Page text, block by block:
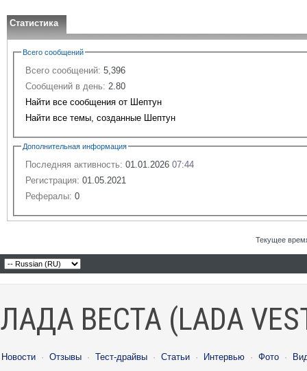
Статистика
Всего сообщений
Всего сообщений: 5,396
Сообщений в день: 2.80
Найти все сообщения от Шептун
Найти все темы, созданные Шептун
Дополнительная информация
Последняя активность: 01.01.2026 07:44
Регистрация: 01.05.2021
Рефералы: 0
Текущее
ЛАДА ВЕСТА (LADA
Новости · Отзывы · Тест-драйвы · Статьи · Интервью · Фото ·